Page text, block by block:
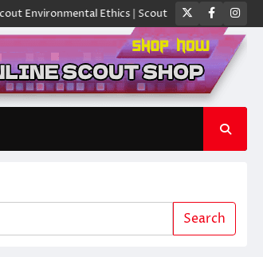
Ethics | Scout Library ക്യാമ്പിൽ ഓരോ
Twitter
Search